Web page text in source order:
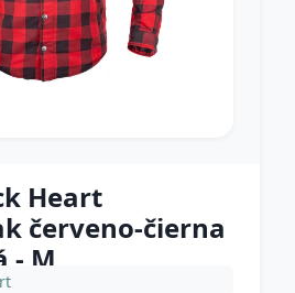
Heart
červeno-čierna
- M